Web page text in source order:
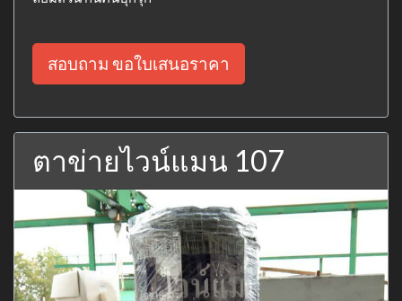
สอบถาม ขอใบเสนอราคา
ตาข่ายไวน์แมน 107